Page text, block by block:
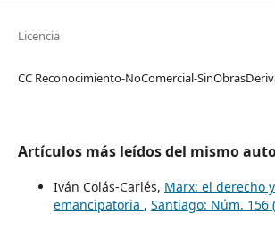
Licencia
CC Reconocimiento-NoComercial-
Artículos más leídos del mismo
Iván Colás-Carlés, Marx: el derecho
emancipatoria , Santiago: Núm. 156